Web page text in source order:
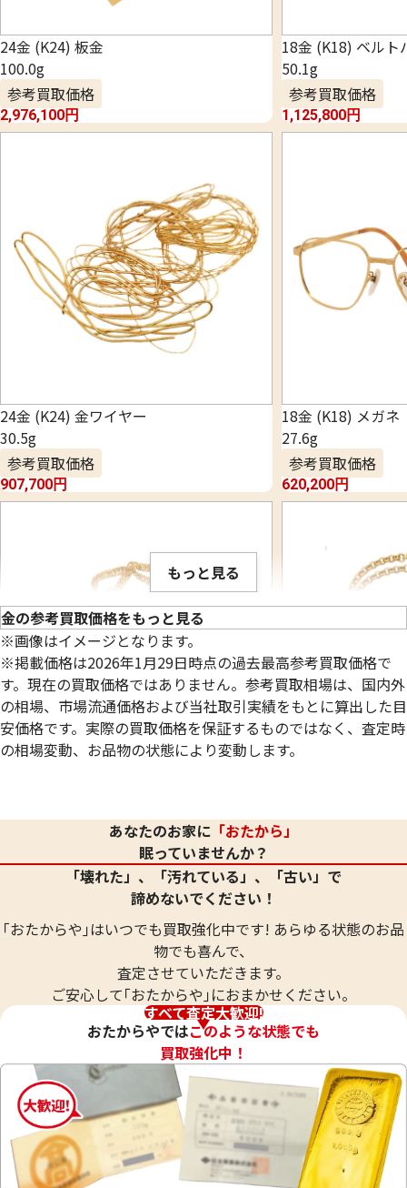
24金 (K24) 板金
100.0g
参考買取価格
2,976,100円
18金 (K18) ベルト
50.1g
参考買取価格
1,125,800円
24金 (K24) 金ワイヤー
30.5g
参考買取価格
907,700円
18金 (K18) メガネ
27.6g
参考買取価格
620,200円
18金 (K18) メガネ
27.2g
18金 (K18) メガネ
26.0g
もっと見る
金の参考買取価格をもっと見る
※画像はイメージとなります。
※掲載価格は2026年1月29日時点の過去最高参考買取価格で
す。現在の買取価格ではありません。参考買取相場は、国内外
の相場、市場流通価格および当社取引実績をもとに算出した目
安価格です。実際の買取価格を保証するものではなく、査定時
の相場変動、お品物の状態により変動します。
あなたのお家に 「おたから」
眠っていませんか？
「壊れた」、「汚れている」、「古い」で
諦めないでください！
｢おたからや｣はいつでも買取強化中です! あらゆる状態のお品
物でも喜んで、
査定させていただきます。
ご安心して｢おたからや｣におまかせください。
すべて査定大歓迎!
おたからやではこのような状態でも
買取強化中！